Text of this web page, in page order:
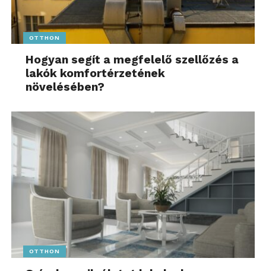
OTTHON
Hogyan segít a megfelelő szellőzés a
lakók komfortérzetének
növelésében?
OTTHON